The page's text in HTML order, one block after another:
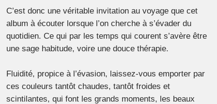
C’est donc une véritable invitation au voyage que cet
album à écouter lorsque l’on cherche à s’évader du
quotidien. Ce qui par les temps qui courent s’avère être
une sage habitude, voire une douce thérapie.
Fluidité, propice à l’évasion, laissez-vous emporter par
ces couleurs tantôt chaudes, tantôt froides et
scintilantes, qui font les grands moments, les beaux